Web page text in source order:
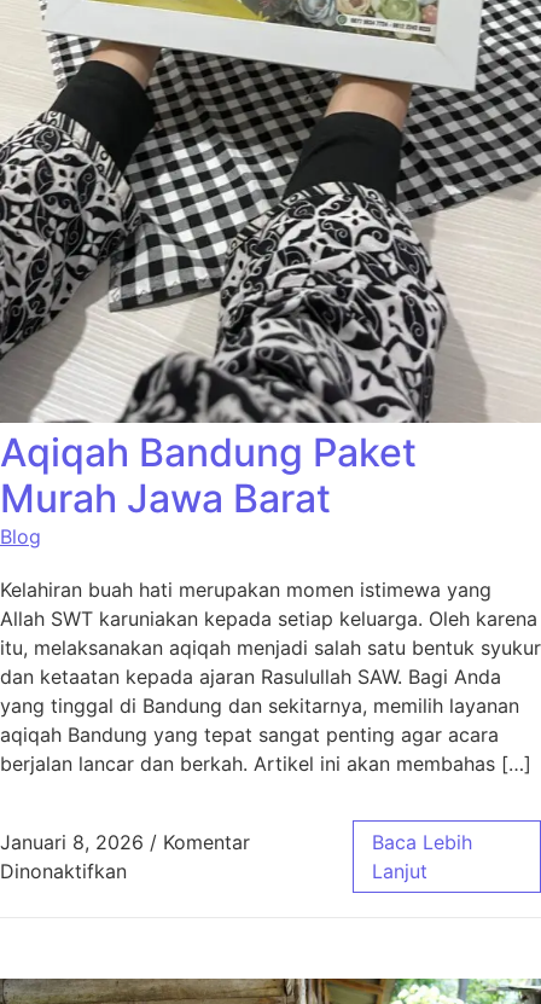
Aqiqah Bandung Paket
Murah Jawa Barat
Blog
Kelahiran buah hati merupakan momen istimewa yang
Allah SWT karuniakan kepada setiap keluarga. Oleh karena
itu, melaksanakan aqiqah menjadi salah satu bentuk syukur
dan ketaatan kepada ajaran Rasulullah SAW. Bagi Anda
yang tinggal di Bandung dan sekitarnya, memilih layanan
aqiqah Bandung yang tepat sangat penting agar acara
berjalan lancar dan berkah. Artikel ini akan membahas […]
Januari 8, 2026 / Komentar
Dinonaktifkanpada Aqiqah Bandung Paket Murah Jawa
Baca Lebih
Lanjut